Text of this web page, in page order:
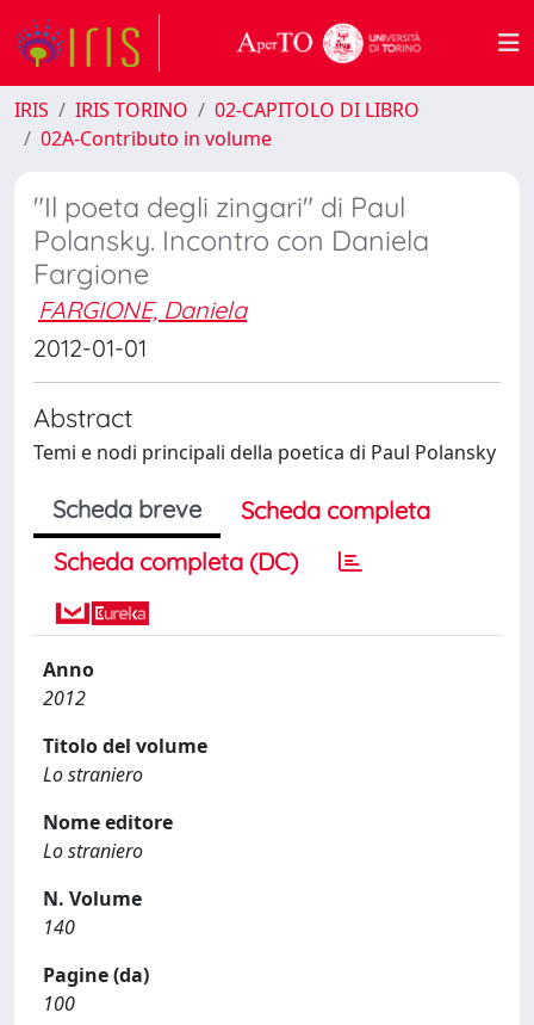
IRIS IRIS TORINO
02-CAPITOLO DI LIBRO
02A-Contributo in volume
"Il poeta degli zingari" di Paul
Polansky. Incontro con Daniela
Fargione
FARGIONE, Daniela
2012-01-01
Abstract
Temi e nodi principali della poetica di Paul Polansky
Scheda breve
Scheda completa
Scheda completa (DC)
Anno
2012
Titolo del volume
Lo straniero
Nome editore
Lo straniero
N. Volume
140
Pagine (da)
100